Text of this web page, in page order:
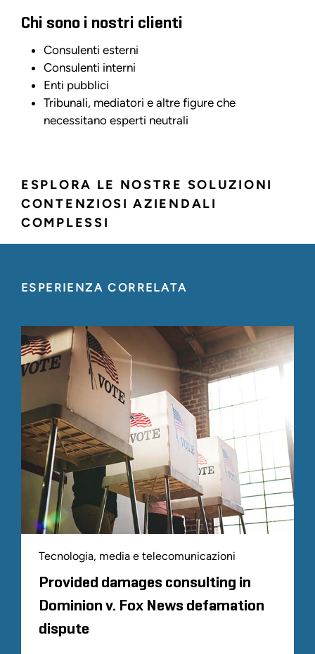
ESPLORA LE NOSTRE SOLUZIONI
CONTENZIOSI AZIENDALI
COMPLESSI
Chi sono i nostri clienti
Consulenti esterni
Consulenti interni
Enti pubblici
Tribunali, mediatori e altre figure che
necessitano esperti neutrali
ESPERIENZA CORRELATA
Tecnologia, media e telecomunicazioni
Provided damages consulting in
Dominion v. Fox News defamation
dispute